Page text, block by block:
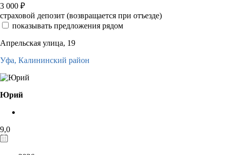
3 000 ₽
страховой депозит (возвращается при отъезде)
показывать предложения рядом
Апрельская улица, 19
Уфа, Калининский район
Юрий
9,0